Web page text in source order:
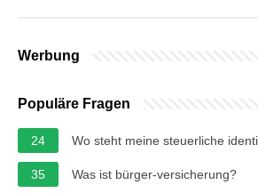
Werbung
Populäre Fragen
24 Wo steht meine steuerliche
35 Was ist bürger-versicherung?